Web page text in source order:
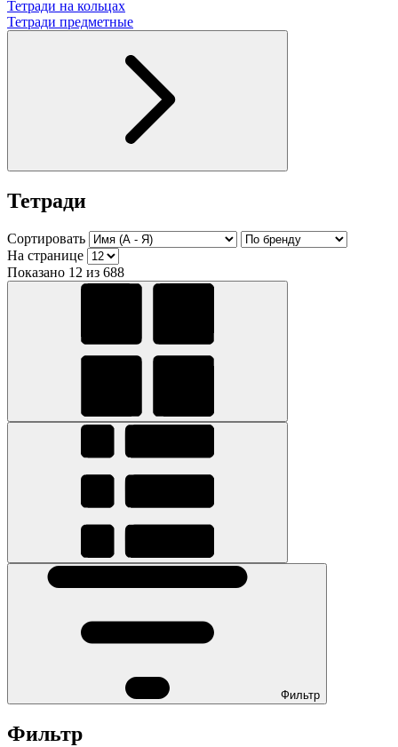
Тетради на кольцах
Тетради предметные
Тетради
Сортировать
На странице
Показано 12 из 688
Фильтр
Фильтр